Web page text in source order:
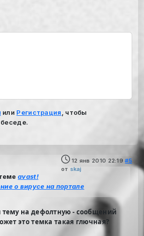
или Регистрация
, чтобы
12 янв 2010 22:19 #5
от skaj
avast!
о вирусе на портале
тему на дефолтную - сообщений
это темка такая глючная?